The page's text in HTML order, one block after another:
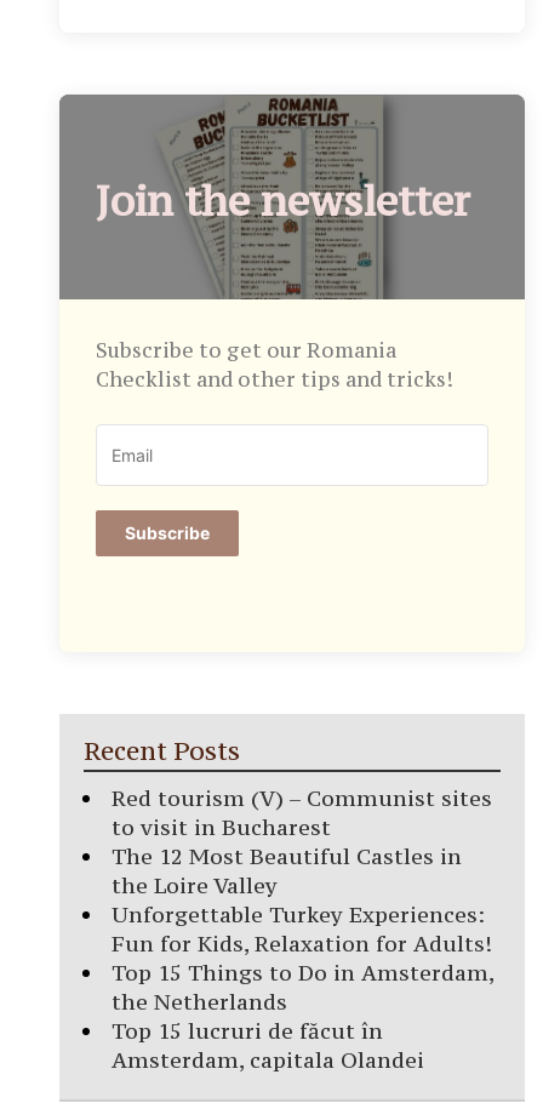
Join the newsletter
Subscribe to get our Romania
Checklist and other tips and tricks!
Subscribe
Recent Posts
Red tourism (V) – Communist sites
to visit in Bucharest
The 12 Most Beautiful Castles in
the Loire Valley
Unforgettable Turkey Experiences:
Fun for Kids, Relaxation for Adults!
Top 15 Things to Do in Amsterdam,
the Netherlands
Top 15 lucruri de făcut în
Amsterdam, capitala Olandei